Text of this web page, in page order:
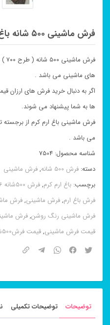
فرش ماشینی ۵۰۰ شانه باغ ارم کرم
های ماشینی می باشد .
اگر به دنبال خرید فرش های
ها به شما پیشنهاد می شوند.
فرش ماشینی باغ ارم کرم از
می باشد .
شناسه محصول: 7504
دسته: فرش 500 شانه ,فرش ماشینی
برچسب: باغ ارم کرم,فرش 500شانه 6متری
فرش باغ ارم,فرش ماشینی,فرش
فرش ماشینی رنگ روشن,فرش ماشینی500شانه باغ
قیمت فرش ماشینی,قیمت فرش500شانه
توضیحات توضیحات تکمیلی